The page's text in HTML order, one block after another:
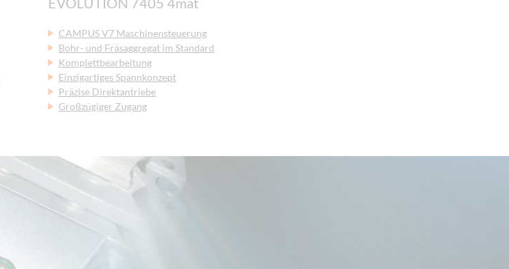
CAMPUS V7 Maschinensteuerung
Bohr- und Fräsaggregat im Standard
Komplettbearbeitung
Einzigartiges Spannkonzept
Präzise Direktantriebe
Großzügiger Zugang